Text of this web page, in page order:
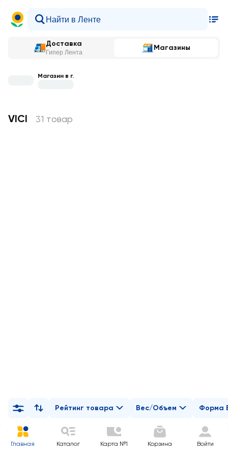
Доставка
Гипер Лента
Магазины
Магазин в г.
VICI 31 товар
Рейтинг товара Вес/Объем Форма
Главная Каталог Карта №1 Корзина Войти